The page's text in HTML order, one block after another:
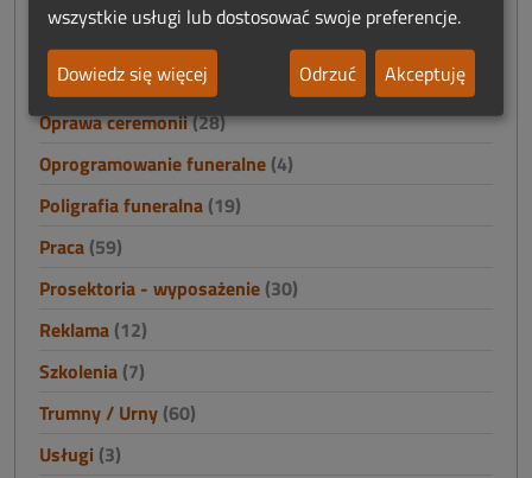
Odzież(33)
Oprawa ceremonii(28)
Oprogramowanie funeralne (4)
Poligrafia funeralna (19)
Praca (59)
Prosektoria - wyposażenie (30)
Reklama (12)
Szkolenia (7)
Trumny / Urny (60)
Usługi (3)
wszystkie usługi lub dostosować swoje preferencje.
Dowiedz się więcej
Odrzuć Akceptuję